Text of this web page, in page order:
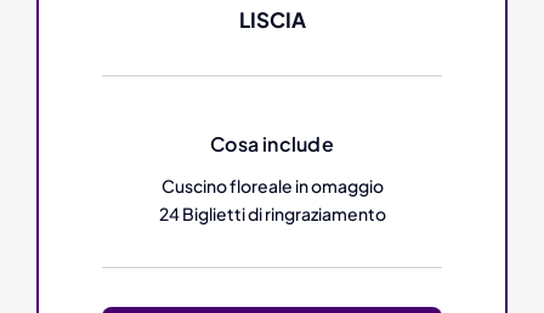
LISCIA
Cosa include
Cuscino floreale in omaggio
24 Biglietti di ringraziamento